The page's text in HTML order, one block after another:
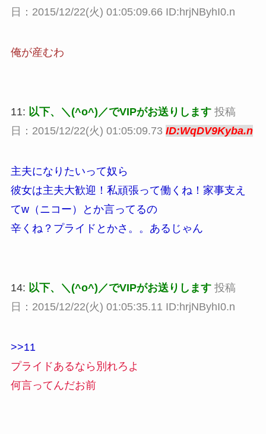
日：2015/12/22(火) 01:05:09.66 ID:hrjNByhI0.n
俺が産むわ
11: 以下、＼(^o^)／でVIPがお送りします 投稿
日：2015/12/22(火) 01:05:09.73 ID:WqDV9Kyba.n
主夫になりたいって奴ら
彼女は主夫大歓迎！私頑張って働くね！家事支え
てw（ニコー）とか言ってるの
辛くね？プライドとかさ。。あるじゃん
14: 以下、＼(^o^)／でVIPがお送りします 投稿
日：2015/12/22(火) 01:05:35.11 ID:hrjNByhI0.n
>>11
プライドあるなら別れろよ
何言ってんだお前